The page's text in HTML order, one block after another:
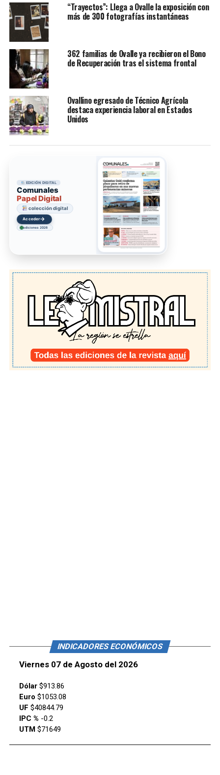
“Trayectos”: Llega a Ovalle la exposición con
más de 300 fotografías instantáneas
362 familias de Ovalle ya recibieron el Bono
de Recuperación tras el sistema frontal
Ovallino egresado de Técnico Agrícola
destaca experiencia laboral en Estados
Unidos
EDICIÓN DIGITAL
Comunales
Papel Digital
colección digital
Acceder→
ediciones 2026
INDICADORES ECONÓMICOS
Viernes 07 de Agosto del 2026
Dólar$913.86
Euro $1053.08
UF $40844.79
IPC % -0.2
UTM$71649